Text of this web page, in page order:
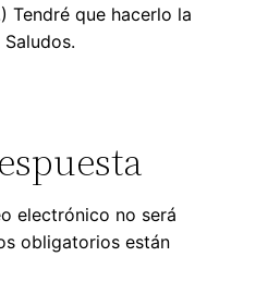
Tendré que hacerlo la
electrónico no será
obligatorios están